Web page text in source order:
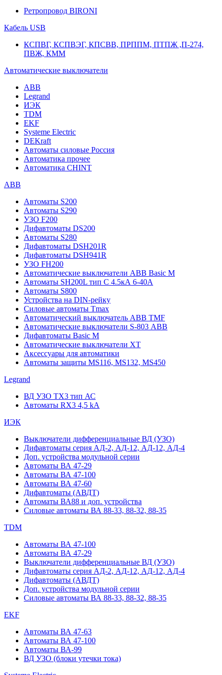
Ретропровод BIRONI
Кабель USB
КСПВГ, КСПВЭГ, КПСВВ, ПРППМ, ПТПЖ ,П-274,
ПВЖ, КММ
Автоматические выключатели
ABB
Legrand
ИЭК
TDM
EKF
Systeme Electric
DEKraft
Автоматы силовые Россия
Автоматика прочее
Автоматика CHINT
ABB
Автоматы S200
Автоматы S290
УЗО F200
Дифавтоматы DS200
Автоматы S280
Дифавтоматы DSH201R
Дифавтоматы DSH941R
УЗО FH200
Автоматические выключатели ABB Basic M
Автоматы SH200L тип С 4.5кА 6-40А
Автоматы S800
Устройства на DIN-рейку
Силовые автоматы Tmax
Автоматический выключатель ABB TMF
Автоматические выключатели S-803 АВВ
Дифавтоматы Basic M
Автоматические выключатели XT
Аксессуары для автоматики
Автоматы защиты MS116, MS132, MS450
Legrand
ВД УЗО TX3 тип АС
Автоматы RX3 4,5 kA
ИЭК
Выключатели дифференциальные ВД (УЗО)
Дифавтоматы серия АД-2, АД-12, АД-12, АД-4
Доп. устройства модульной серии
Автоматы ВА 47-29
Автоматы ВА 47-100
Автоматы ВА 47-60
Дифавтоматы (АВДТ)
Автоматы ВА88 и доп. устройства
Силовые автоматы ВА 88-33, 88-32, 88-35
TDM
Автоматы ВА 47-100
Автоматы ВА 47-29
Выключатели дифференциальные ВД (УЗО)
Дифавтоматы серия АД-2, АД-12, АД-12, АД-4
Дифавтоматы (АВДТ)
Доп. устройства модульной серии
Силовые автоматы ВА 88-33, 88-32, 88-35
EKF
Автоматы ВА 47-63
Автоматы ВА 47-100
Автоматы ВА-99
ВД УЗО (блоки утечки тока)